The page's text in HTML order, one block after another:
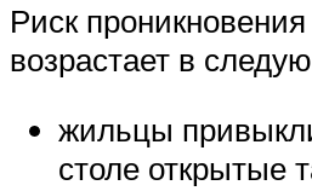
Риск
возрастает в
жильцы
столе открытые